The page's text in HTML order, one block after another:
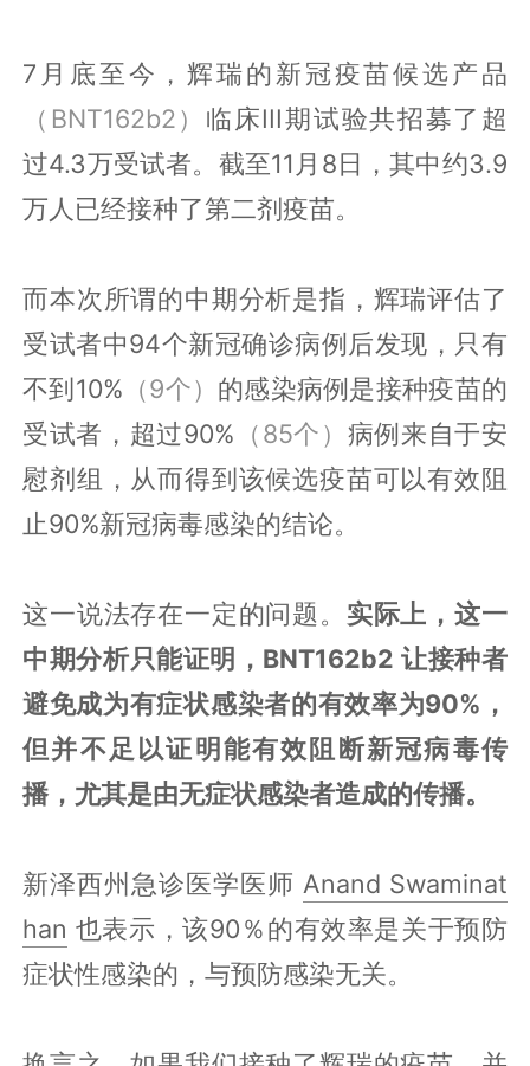
7月底至今，辉瑞的新冠疫苗候选产品
（BNT162b2） 临床III期试验共招募了超
过4.3万受试者。截至11月8日，其中约3.9
万人已经接种了第二剂疫苗。
而本次所谓的中期分析是指，辉瑞评估了
受试者中94个新冠确诊病例后发现，只有
不到10% （9个） 的感染病例是接种疫苗的
受试者，超过90% （85个） 病例来自于安
慰剂组，从而得到该候选疫苗可以有效阻
止90%新冠病毒感染的结论。
这一说法存在一定的问题。 实际上，这一
中期分析只能证明，BNT162b2 让接种者
避免成为有症状感染者的有效率为90%，
但并不足以证明能有效阻断新冠病毒传
播，尤其是由无症状感染者造成的传播。
新泽西州急诊医学医师 Anand Swaminat
han 也表示，该90％的有效率是关于预防
症状性感染的，与预防感染无关。